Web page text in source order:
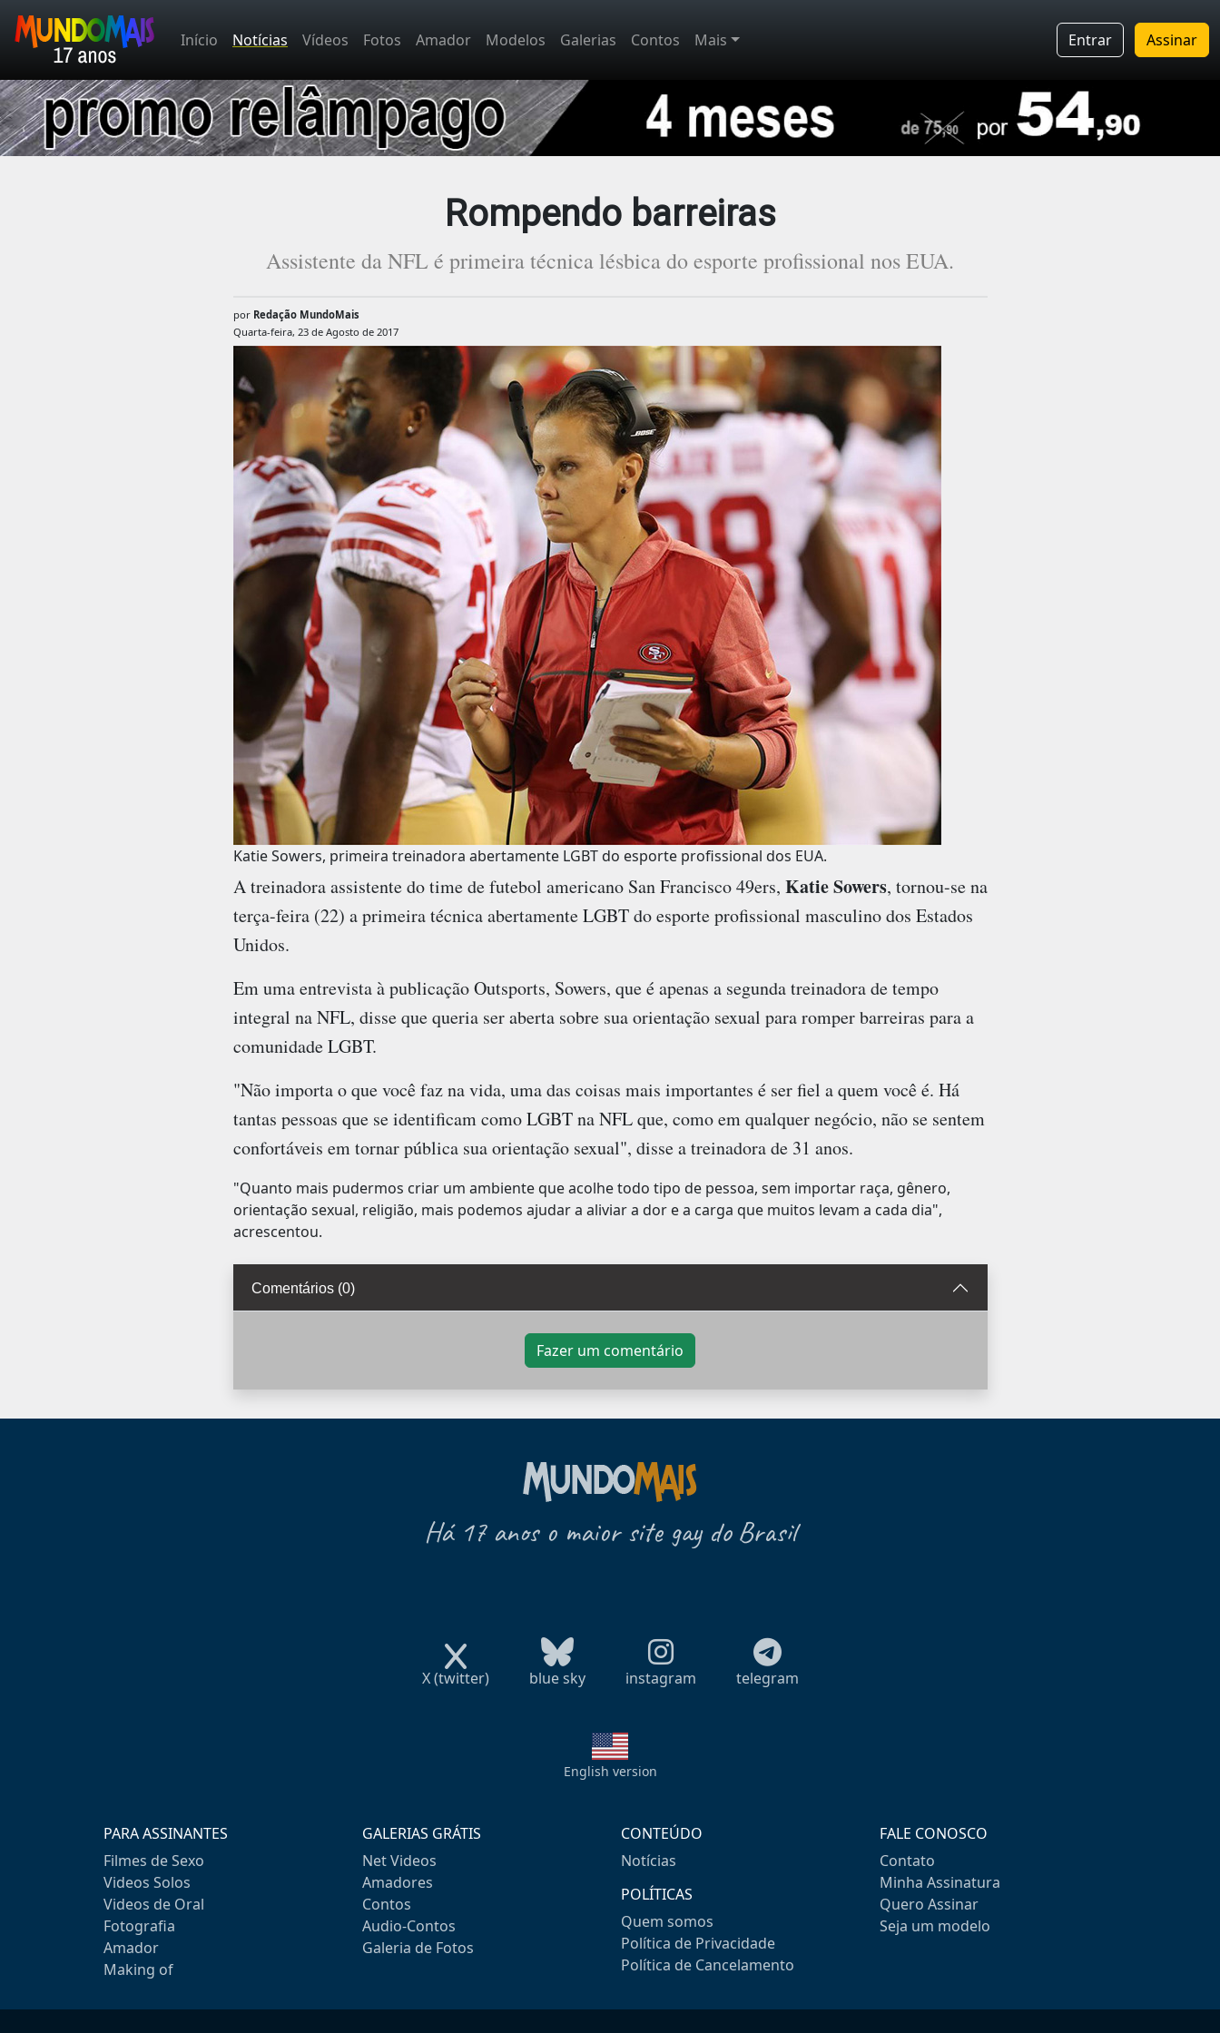
Início Notícias Vídeos Fotos Amador Modelos Galerias Contos Mais Entrar Assinar
Rompendo barreiras
Assistente da NFL é primeira técnica lésbica do esporte profissional nos EUA.
por Redação MundoMais
Quarta-feira, 23 de Agosto de 2017
Katie Sowers, primeira treinadora abertamente LGBT do esporte profissional dos EUA.
A treinadora assistente do time de futebol americano San Francisco 49ers, Katie Sowers, tornou-se na
terça-feira (22) a primeira técnica abertamente LGBT do esporte profissional masculino dos Estados
Unidos.
Em uma entrevista à publicação Outsports, Sowers, que é apenas a segunda treinadora de tempo
integral na NFL, disse que queria ser aberta sobre sua orientação sexual para romper barreiras para a
comunidade LGBT.
"Não importa o que você faz na vida, uma das coisas mais importantes é ser fiel a quem você é. Há
tantas pessoas que se identificam como LGBT na NFL que, como em qualquer negócio, não se sentem
confortáveis em tornar pública sua orientação sexual", disse a treinadora de 31 anos.
"Quanto mais pudermos criar um ambiente que acolhe todo tipo de pessoa, sem importar raça, gênero,
orientação sexual, religião, mais podemos ajudar a aliviar a dor e a carga que muitos levam a cada dia",
acrescentou.
Comentários (0)
Fazer um comentário
Há 17 anos o maior site gay do Brasil
X (twitter) blue sky instagram telegram
English version
PARA ASSINANTES
Filmes de Sexo
Videos Solos
Videos de Oral
Fotografia
Amador
Making of
GALERIAS GRÁTIS
Net Videos
Amadores
Contos
Audio-Contos
Galeria de Fotos
CONTEÚDO
Notícias
POLÍTICAS
Quem somos
Política de Privacidade
Política de Cancelamento
FALE CONOSCO
Contato
Minha Assinatura
Quero Assinar
Seja um modelo